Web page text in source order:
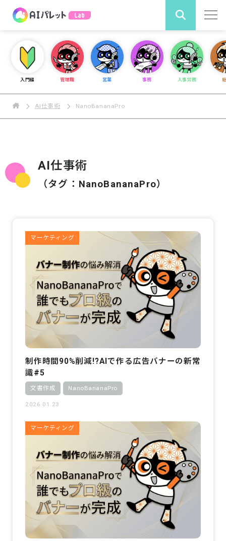
入門編 管理職 営業 事務 人事労務
AI仕事術 NanoBananaPro
AI仕事術
（タグ：NanoBananaPro）
マーケティング
制作時間90%削減!?AIで作る広告バナーの新常
識#5
文書作成 NanoBananaPro
2026.01.23
マーケティング